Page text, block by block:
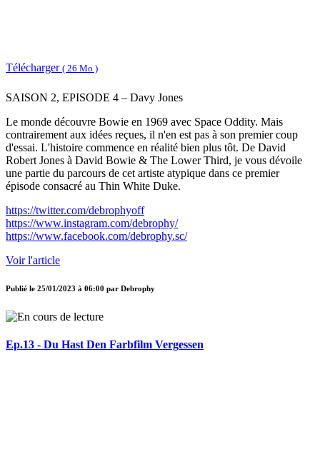
Télécharger ( 26 Mo )
SAISON 2, EPISODE 4 – Davy Jones
Le monde découvre Bowie en 1969 avec Space Oddity. Mais
contrairement aux idées reçues, il n'en est pas à son premier coup
d'essai. L'histoire commence en réalité bien plus tôt. De David
Robert Jones à David Bowie & The Lower Third, je vous dévoile
une partie du parcours de cet artiste atypique dans ce premier
épisode consacré au Thin White Duke.
https://twitter.com/debrophyoff
https://www.instagram.com/debrophy/
https://www.facebook.com/debrophy.sc/
Voir l'article
Publié le 25/01/2023 à 06:00 par Debrophy
Ep.13 - Du Hast Den Farbfilm Vergessen